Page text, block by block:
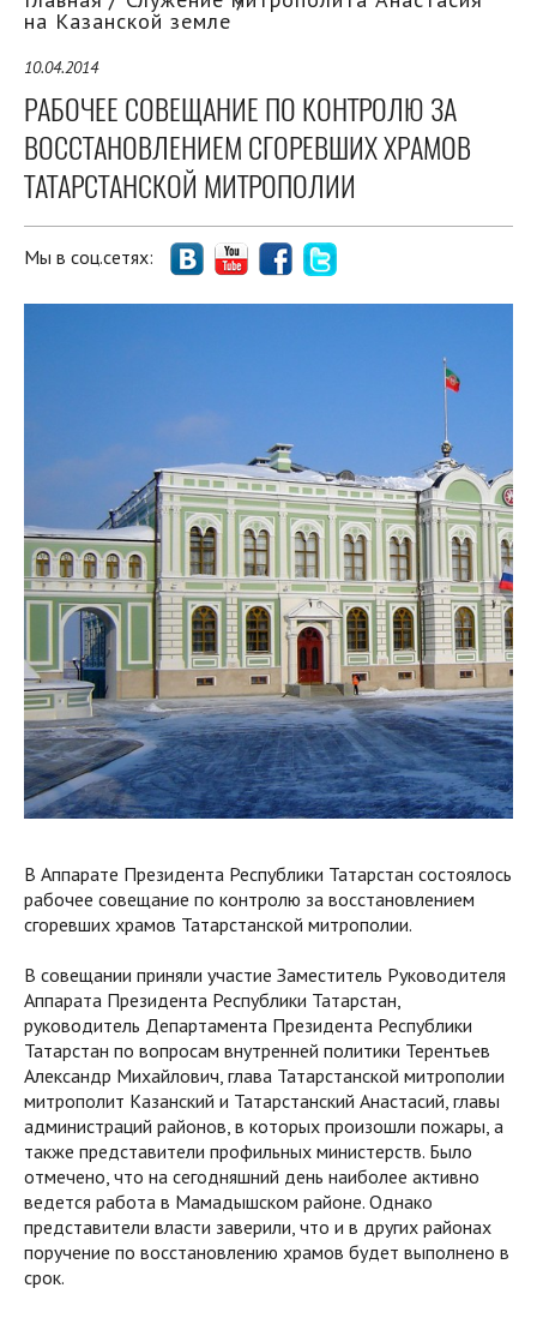
на Казанской земле
10.04.2014
РАБОЧЕЕ СОВЕЩАНИЕ ПО КОНТРОЛЮ ЗА
ВОССТАНОВЛЕНИЕМ СГОРЕВШИХ ХРАМОВ
ТАТАРСТАНСКОЙ МИТРОПОЛИИ
Мы в соц.сетях:
В Аппарате Президента Республики Татарстан состоялось
рабочее совещание по контролю за восстановлением
сгоревших храмов Татарстанской митрополии.
В совещании приняли участие Заместитель Руководителя
Аппарата Президента Республики Татарстан,
руководитель Департамента Президента Республики
Татарстан по вопросам внутренней политики Терентьев
Александр Михайлович, глава Татарстанской митрополии
митрополит Казанский и Татарстанский Анастасий, главы
администраций районов, в которых произошли пожары, а
также представители профильных министерств. Было
отмечено, что на сегодняшний день наиболее активно
ведется работа в Мамадышском районе. Однако
представители власти заверили, что и в других районах
поручение по восстановлению храмов будет выполнено в
срок.